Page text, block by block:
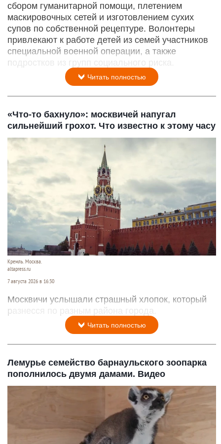
сбором гуманитарной помощи, плетением
маскировочных сетей и изготовлением сухих
супов по собственной рецептуре. Волонтеры
привлекают к работе детей из семей участников
специальной военной операции, а также
подростков из групп социального риска.
Читать полностью
«Что-то бахнуло»: москвичей напугал
сильнейший грохот. Что известно к этому часу
Кремль. Москва.
altapress.ru
7 августа 2026 в 16:30
Москвичи услышали страшный хлопок, который
разнесся по разным района города.
Читать полностью
Лемурье семейство барнаульского зоопарка
пополнилось двумя дамами. Видео